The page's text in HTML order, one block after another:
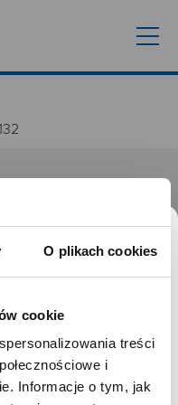
O plikach cookies
cookie
treści
i
Informacje o tym, jak